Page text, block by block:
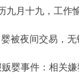
21
星
一
九月十九，工作
被夜间交易，
婴事件：相关